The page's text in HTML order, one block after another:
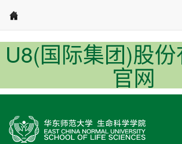
U8(国际集团)股
官网